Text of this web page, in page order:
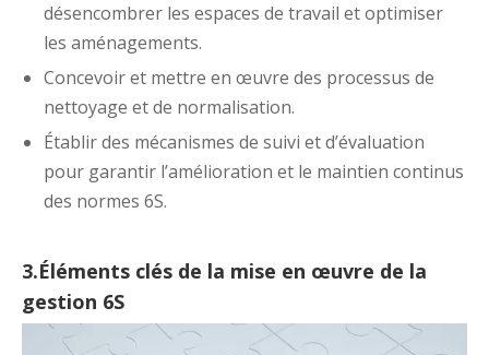
désencombrer les espaces de travail et optimiser
les aménagements.
Concevoir et mettre en œuvre des processus de
nettoyage et de normalisation.
Établir des mécanismes de suivi et d’évaluation
pour garantir l’amélioration et le maintien continus
des normes 6S.
3.Éléments clés de la mise en œuvre de la
gestion 6S